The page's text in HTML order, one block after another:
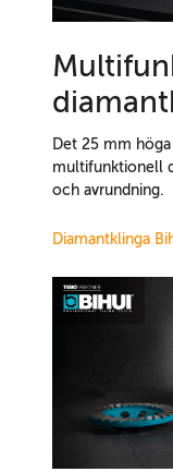
Det 25 mm
multifunktionell
och avrundning.
Diamantklinga